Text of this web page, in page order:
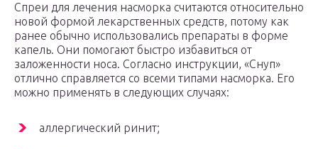
Спреи для лечения насморка считаются относительно
новой формой лекарственных средств, потому как
ранее обычно использовались препараты в форме
капель. Они помогают быстро избавиться от
заложенности носа. Согласно инструкции, «Снуп»
отлично справляется со всеми типами насморка. Его
можно применять в следующих случаях:
аллергический ринит;